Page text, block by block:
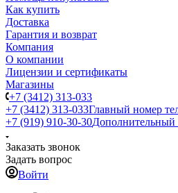
Как купить
Доставка
Гарантия и возврат
Компания
О компании
Лицензии и сертификаты
Магазины
+7 (3412) 313-033
+7 (3412) 313-033Главный номер
+7 (919) 910-30-30Дополнительный
Заказать звонок
Задать вопрос
Войти